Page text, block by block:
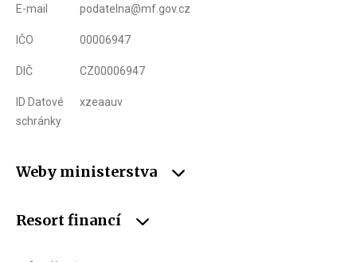
E-mail podatelna@mf.gov.cz
IČO 00006947
DIČ CZ00006947
ID Datové
schránky
xzeaauv
Weby ministerstva
Resort financí